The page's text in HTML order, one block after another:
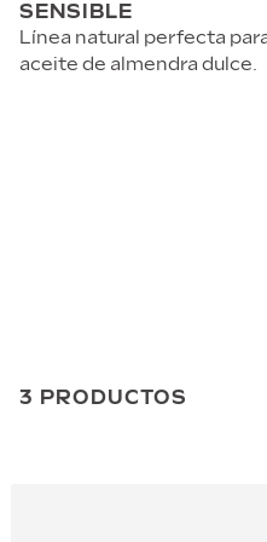
SENSIBLE
Línea natural perfecta
aceite de almendra dulce.
3 PRODUCTOS